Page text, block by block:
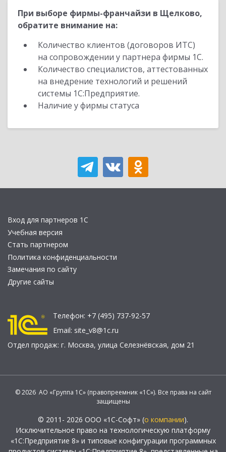
При выборе фирмы-франчайзи в Щелково,
обратите внимание на:
Количество клиентов (договоров ИТС)
на сопровождении у партнера фирмы 1С.
Количество специалистов, аттестованных
на внедрение технологий и решений
системы 1С:Предприятие.
Наличие у фирмы статуса
Вход для партнеров 1С
Учебная версия
Стать партнером
Политика конфиденциальности
Замечания по сайту
Другие сайты
Телефон: +7 (495) 737-92-57
Email: site_v8@1c.ru
Отдел продаж: г. Москва, улица Селезнёвская, дом 21
© 2026 АО «Группа 1С» (правопреемник «1С»). Все права на сайт
защищены
© 2011- 2026 ООО «1С-Софт» (о компании).
Исключительное право на технологическую платформу
«1С:Предприятие 8» и типовые конфигурации программных